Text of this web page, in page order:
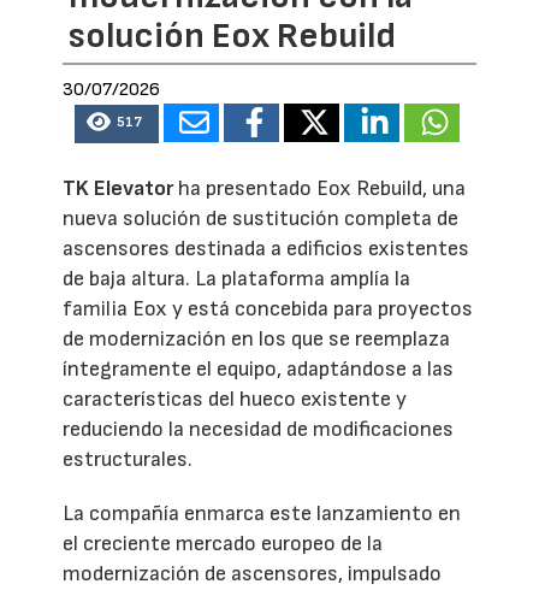
solución Eox Rebuild
30/07/2026
517
TK Elevatorha presentado Eox Rebuild, una
nueva solución de sustitución completa de
ascensores destinada a edificios existentes
de baja altura. La plataforma amplía la
familia Eox y está concebida para proyectos
de modernización en los que se reemplaza
íntegramente el equipo, adaptándose a las
características del hueco existente y
reduciendo la necesidad de modificaciones
estructurales.
La compañía enmarca este lanzamiento en
el creciente mercado europeo de la
modernización de ascensores, impulsado